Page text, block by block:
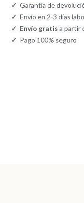
✓ Garantía de
✓ Envío en 2-3 días
✓ Envío gratis a partir
✓ Pago 100% seguro